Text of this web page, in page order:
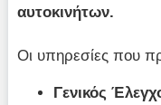
αυτοκινήτων.
Οι υπηρεσίες που
Γενικός